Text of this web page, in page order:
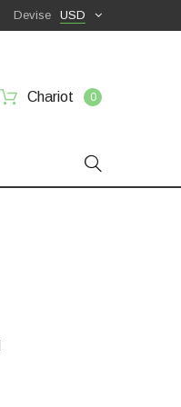
USD
Devise
Chariot 0